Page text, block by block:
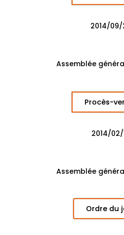
2014/09/
Assemblée
Procès-
2014/02/
Assemblée
Ordre du